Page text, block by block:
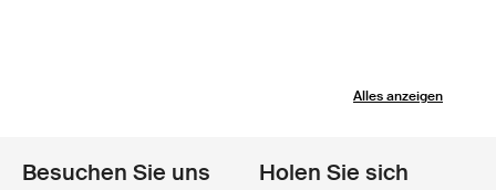
Alles anzeigen
Besuchen Sie uns
Holen Sie sich